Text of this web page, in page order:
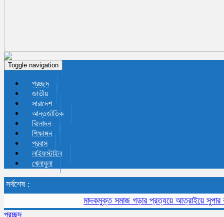
Toggle navigation
প্রচ্ছদ
জাতীয়
সারাদেশ
আন্তর্জাতিক
বিনোদন
শিক্ষাঙ্গন
প্রবাস
লাইফস্টাইল
খেলাধুলা
সর্বশেষ :
মাদকমুক্ত সমাজ গড়ার প্রত্যয়ে আত্রাইয়ে সুপার কাপ
প্রচ্ছদ